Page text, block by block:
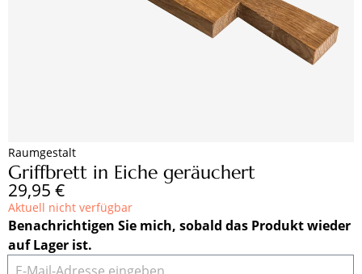
Raumgestalt
Griffbrett in Eiche geräuchert
Regulärer Preis:
29,95 €
Aktuell nicht verfügbar
Benachrichtigen Sie mich, sobald das Produkt wieder
auf Lager ist.
E-Mail-Adresse eingeben